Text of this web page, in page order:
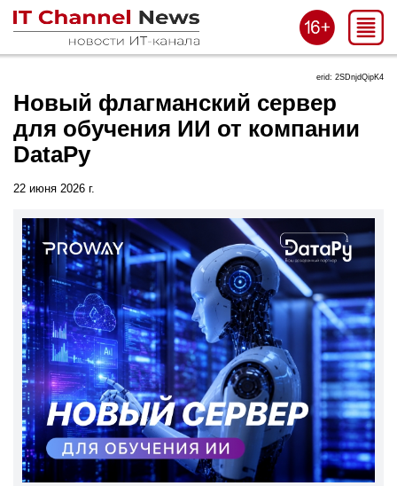
erid: 2SDnjdQipK4
Новый флагманский сервер
для обучения ИИ от компании
DataРу
22 июня 2026 г.